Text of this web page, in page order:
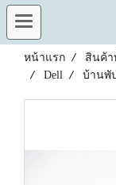
หน้าแรก สินค้า
Dell
บ้านพั